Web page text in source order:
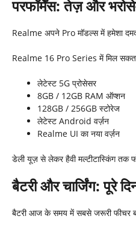
परफॉर्मेंस: तेज़ और
Realme अपने Pro मॉडल्स में हमेशा
Realme 16 Pro Series में मिल
लेटेस्ट 5G प्रोसेसर
8GB / 12GB RAM ऑप्शन
128GB / 256GB स्टोरेज
लेटेस्ट Android वर्ज़न
Realme UI का नया वर्ज़न
डेली यूज़ से लेकर हैवी मल्टीटास्किंग तक
बैटरी और चार्जिंग: पूरे
बैटरी आज के समय में सबसे जरूरी फीचर